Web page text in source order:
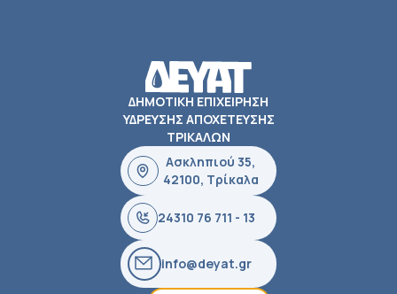
ΔΗΜΟΤΙΚΗ ΕΠΙΧΕΙΡΗΣΗ
ΥΔΡΕΥΣΗΣ ΑΠΟΧΕΤΕΥΣΗΣ
ΤΡΙΚΑΛΩΝ
Ασκληπιού 35,
42100, Τρίκαλα
24310 76 711 - 13
info@deyat.gr